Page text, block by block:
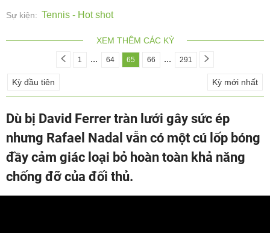
Sự kiện: Tennis - Hot shot
XEM THÊM CÁC KỲ
1 ... 64 65 66 ... 291
Kỳ đầu tiên Kỳ mới nhất
Dù bị David Ferrer tràn lưới gây sức ép
nhưng Rafael Nadal vẫn có một cú lốp bóng
đầy cảm giác loại bỏ hoàn toàn khả năng
chống đỡ của đối thủ.